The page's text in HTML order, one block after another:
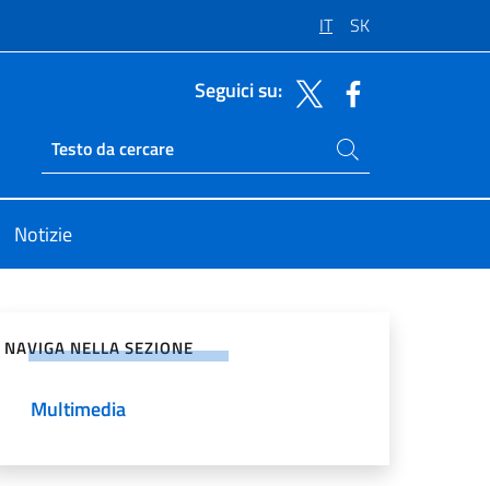
IT SK
Seguici su:
Ricerca sito live
Cerca nel sito
Notizie
NAVIGA NELLA SEZIONE
Multimedia